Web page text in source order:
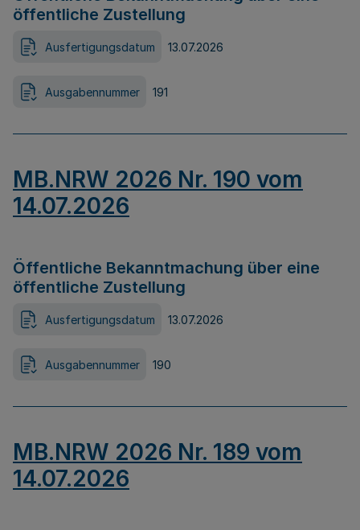
öffentliche Zustellung
Ausfertigungsdatum 13.07.2026
Ausgabennummer 191
MB.NRW 2026 Nr. 190 vom
14.07.2026
Öffentliche Bekanntmachung über eine
öffentliche Zustellung
Ausfertigungsdatum 13.07.2026
Ausgabennummer 190
MB.NRW 2026 Nr. 189 vom
14.07.2026